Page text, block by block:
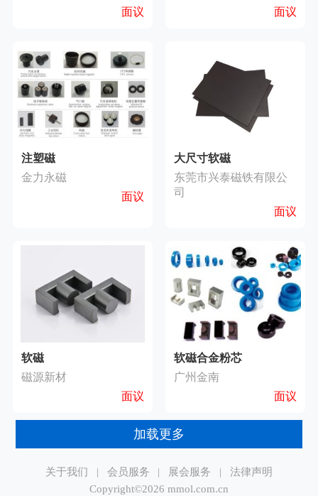
面议
面议
注塑磁
金力永磁
面议
大尺寸软磁
东莞市兴泰磁铁有限公
司
面议
软磁
磁源新材
面议
软磁合金粉芯
广州金南
面议
加载更多
关于我们 | 会员服务 | 展会服务 |
法律声明
Copyright©2026 mmol.com.cn